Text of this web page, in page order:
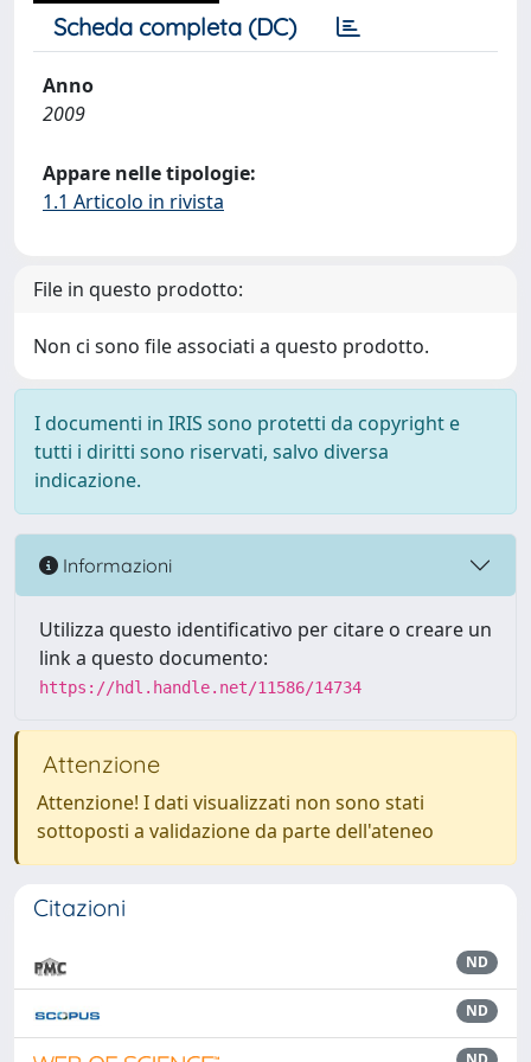
Scheda completa (DC)
Anno
2009
Appare nelle tipologie:
1.1 Articolo in rivista
File in questo prodotto:
Non ci sono file associati a questo prodotto.
I documenti in IRIS sono protetti da copyright e
tutti i diritti sono riservati, salvo diversa
indicazione.
Informazioni
Utilizza questo identificativo per citare o creare un
link a questo documento:
https://hdl.handle.net/11586/14734
Attenzione
Attenzione! I dati visualizzati non sono stati
sottoposti a validazione da parte dell'ateneo
Citazioni
ND
ND